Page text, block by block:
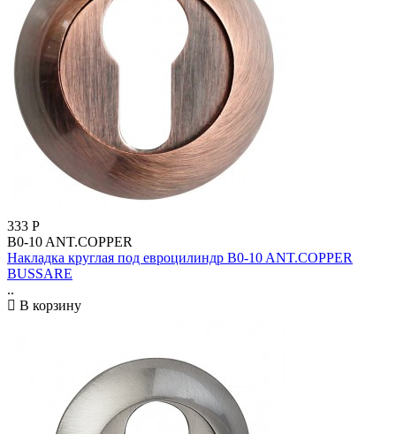
333 Р
B0-10 ANT.COPPER
Накладка круглая под евроцилиндр B0-10 ANT.COPPER
BUSSARE
..
В корзину